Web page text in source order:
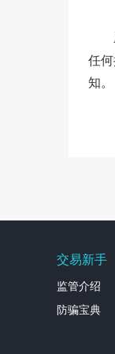
任
知。
交易新手
监管介绍
防骗宝典